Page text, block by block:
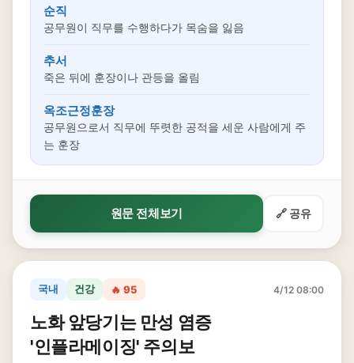
순직
공무원이 직무를 수행하다가 목숨을 잃음
추서
죽은 뒤에 훈장이나 관등을 올림
옥조근정훈장
공무원으로서 직무에 뚜렷한 공적을 세운 사람에게 주
는 훈장
원문 전체보기 🔗 공유
국내 건강 🔥 95 4/12 08:00
노화 앞당기는 만성 염증
'인플라메이징' 주의보